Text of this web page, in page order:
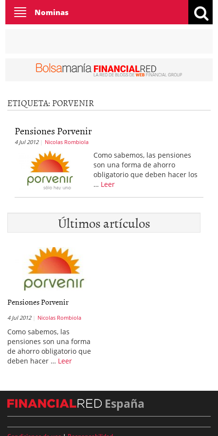
Toggle
navigation
Nominas
ETIQUETA: PORVENIR
Pensiones Porvenir
4 Jul 2012 Nicolas Rombiola
Como sabemos, las pensiones
son una forma de ahorro
obligatorio que deben hacer los
… Leer
Últimos artículos
Pensiones Porvenir
4 Jul 2012 Nicolas Rombiola
Como sabemos, las
pensiones son una forma
de ahorro obligatorio que
deben hacer … Leer
España